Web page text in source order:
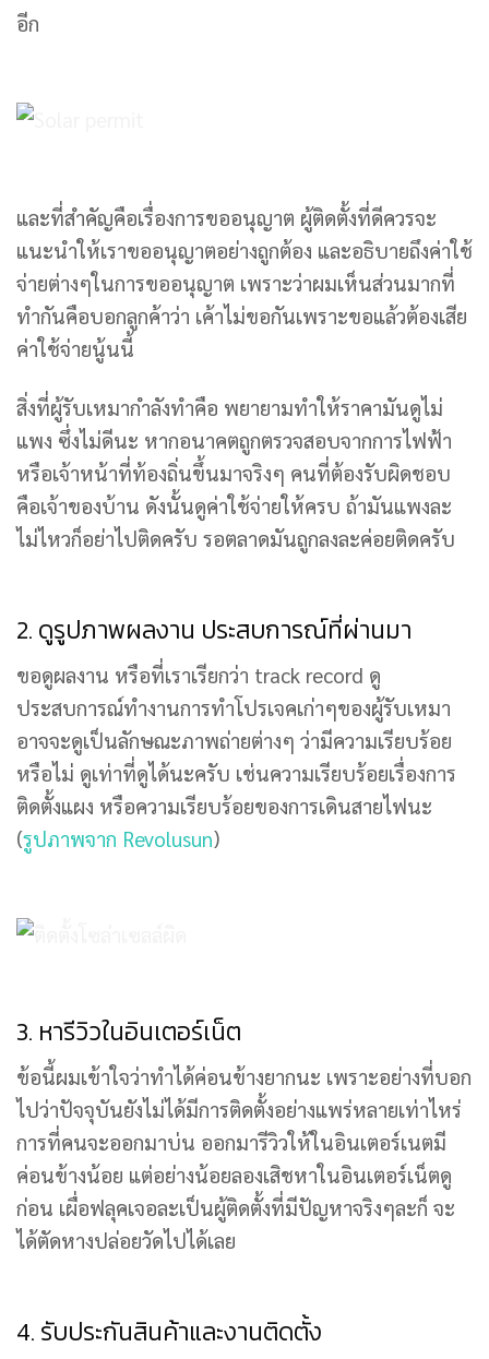
อีก
และที่สำคัญคือเรื่องการขออนุญาต ผู้ติดตั้งที่ดีควรจะ
แนะนำให้เราขออนุญาตอย่างถูกต้อง และอธิบายถึงค่าใช้
จ่ายต่างๆในการขออนุญาต เพราะว่าผมเห็นส่วนมากที่
ทำกันคือบอกลูกค้าว่า เค้าไม่ขอกันเพราะขอแล้วต้องเสีย
ค่าใช้จ่ายนู้นนี้
สิ่งที่ผู้รับเหมากำลังทำคือ พยายามทำให้ราคามันดูไม่
แพง ซึ่งไม่ดีนะ หากอนาคตถูกตรวจสอบจากการไฟฟ้า
หรือเจ้าหน้าที่ท้องถิ่นขึ้นมาจริงๆ คนที่ต้องรับผิดชอบ
คือเจ้าของบ้าน ดังนั้นดูค่าใช้จ่ายให้ครบ ถ้ามันแพงละ
ไม่ไหวก็อย่าไปติดครับ รอตลาดมันถูกลงละค่อยติดครับ
2. ดูรูปภาพผลงาน ประสบการณ์ที่ผ่านมา
ขอดูผลงาน หรือที่เราเรียกว่า track record ดู
ประสบการณ์ทำงานการทำโปรเจคเก่าๆของผู้รับเหมา
อาจจะดูเป็นลักษณะภาพถ่ายต่างๆ ว่ามีความเรียบร้อย
หรือไม่ ดูเท่าที่ดูได้นะครับ เช่นความเรียบร้อยเรื่องการ
ติดตั้งแผง หรือความเรียบร้อยของการเดินสายไฟนะ
(รูปภาพจาก Revolusun)
3. หารีวิวในอินเตอร์เน็ต
ข้อนี้ผมเข้าใจว่าทำได้ค่อนข้างยากนะ เพราะอย่างที่บอก
ไปว่าปัจจุบันยังไม่ได้มีการติดตั้งอย่างแพร่หลายเท่าไหร่
การที่คนจะออกมาบ่น ออกมารีวิวให้ในอินเตอร์เนตมี
ค่อนข้างน้อย แต่อย่างน้อยลองเสิชหาในอินเตอร์เน็ตดู
ก่อน เผื่อฟลุคเจอละเป็นผู้ติดตั้งที่มีปัญหาจริงๆละก็ จะ
ได้ตัดหางปล่อยวัดไปได้เลย
4. รับประกันสินค้าและงานติดตั้ง